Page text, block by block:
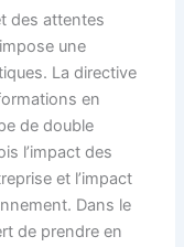
des attentes
une
La directive
en
de double
l’impact des
et l’impact
Dans le
de prendre en